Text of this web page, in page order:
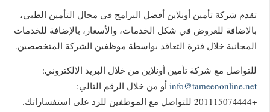
تقدم شركة تأمين أونلاين أفضل البرامج في مجال التأمين الطبي،
بالإضافة للعروض في شكل الخدمات، والأسعار، بالإضافة للخدمات
المجانية خلال فترة التعاقد بواسطة موظفين الشركة المتخصصين.
للتواصل مع شركة تأمين أونلاين من خلال البريد الإلكتروني:
info@tameenonline.net أو من خلال الرقم التالي:
+201115074444 للتواصل مع الموظفين للرد على استفساراتك.